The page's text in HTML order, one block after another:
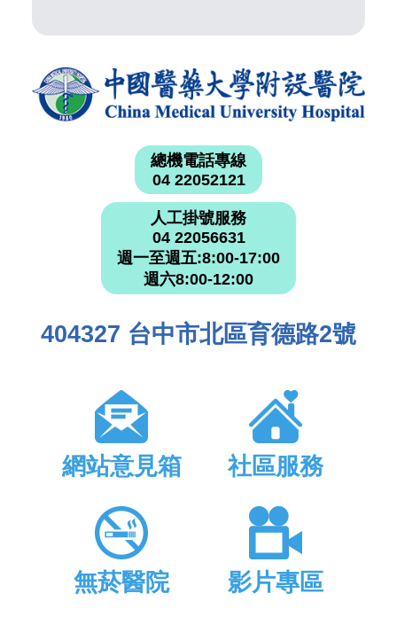
總機電話專線
04 22052121
人工掛號服務
04 22056631
週一至週五:8:00-17:00
週六8:00-12:00
404327 台中市北區育德路2號
網站意見箱 社區服務
無菸醫院 影片專區